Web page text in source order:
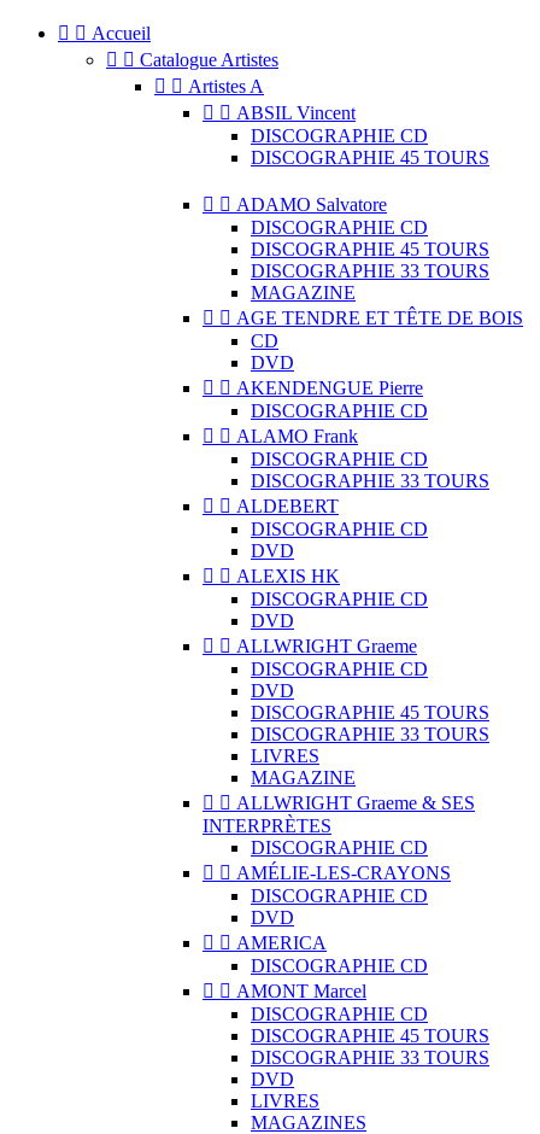
  Accueil
  Catalogue Artistes
  Artistes A
  ABSIL Vincent
DISCOGRAPHIE CD
DISCOGRAPHIE 45 TOURS
  ADAMO Salvatore
DISCOGRAPHIE CD
DISCOGRAPHIE 45 TOURS
DISCOGRAPHIE 33 TOURS
MAGAZINE
  AGE TENDRE ET TÊTE DE BOIS
CD
DVD
  AKENDENGUE Pierre
DISCOGRAPHIE CD
  ALAMO Frank
DISCOGRAPHIE CD
DISCOGRAPHIE 33 TOURS
  ALDEBERT
DISCOGRAPHIE CD
DVD
  ALEXIS HK
DISCOGRAPHIE CD
DVD
  ALLWRIGHT Graeme
DISCOGRAPHIE CD
DVD
DISCOGRAPHIE 45 TOURS
DISCOGRAPHIE 33 TOURS
LIVRES
MAGAZINE
  ALLWRIGHT Graeme & SES
INTERPRÈTES
DISCOGRAPHIE CD
  AMÉLIE-LES-CRAYONS
DISCOGRAPHIE CD
DVD
  AMERICA
DISCOGRAPHIE CD
  AMONT Marcel
DISCOGRAPHIE CD
DISCOGRAPHIE 45 TOURS
DISCOGRAPHIE 33 TOURS
DVD
LIVRES
MAGAZINES